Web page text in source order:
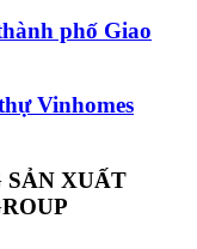
phố Giao
Vinhomes
SẢN XUẤT